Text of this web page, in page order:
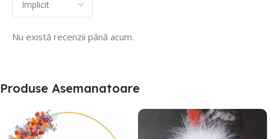
Nu există recenzii până acum.
Produse Asemanatoare